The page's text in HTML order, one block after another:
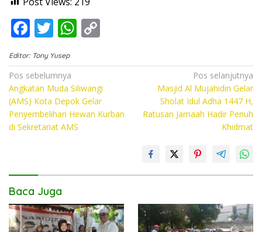
F
ac
e
b
o
o
T
w
itt
er
W
h
at
s
A
p
p
y
Li
n
Editor: Tony Yusep
Navigasi
pos
Pos sebelumnya
Angkatan Muda Siliwangi
(AMS) Kota Depok Gelar
Penyembelihan Hewan Kurban
di Sekretariat AMS
Pos selanjutnya
Masjid Al Mujahidin Gelar
Sholat Idul Adha 1447 H,
Ratusan Jamaah Hadir Penuh
Khidmat
Baca Juga